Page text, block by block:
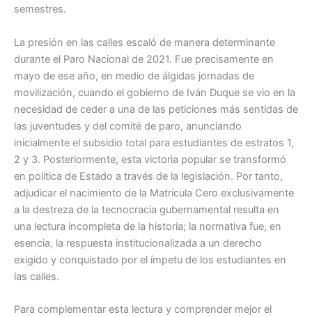
semestres.
La presión en las calles escaló de manera determinante
durante el Paro Nacional de 2021. Fue precisamente en
mayo de ese año, en medio de álgidas jornadas de
movilización, cuando el gobierno de Iván Duque se vio en la
necesidad de ceder a una de las peticiones más sentidas de
las juventudes y del comité de paro, anunciando
inicialmente el subsidio total para estudiantes de estratos 1,
2 y 3. Posteriormente, esta victoria popular se transformó
en política de Estado a través de la legislación. Por tanto,
adjudicar el nacimiento de la Matrícula Cero exclusivamente
a la destreza de la tecnocracia gubernamental resulta en
una lectura incompleta de la historia; la normativa fue, en
esencia, la respuesta institucionalizada a un derecho
exigido y conquistado por el ímpetu de los estudiantes en
las calles.
Para complementar esta lectura y comprender mejor el